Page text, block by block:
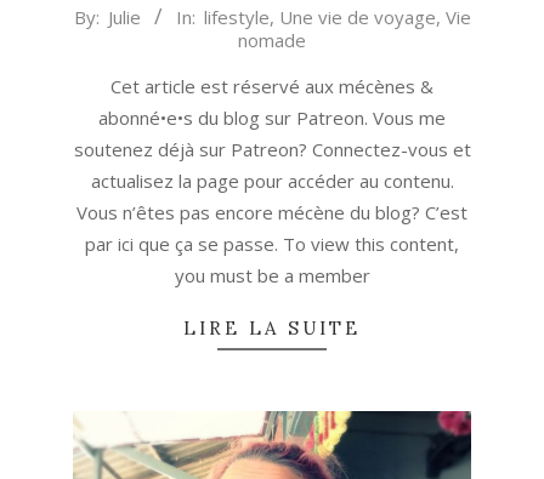
2018-
By: Julie In: lifestyle, Une vie de voyage, Vie
nomade
Cet article est réservé aux mécènes &
abonné•e•s du blog sur Patreon. Vous me
soutenez déjà sur Patreon? Connectez-vous et
actualisez la page pour accéder au contenu.
Vous n’êtes pas encore mécène du blog? C’est
par ici que ça se passe. To view this content,
you must be a member
LIRE LA SUITE